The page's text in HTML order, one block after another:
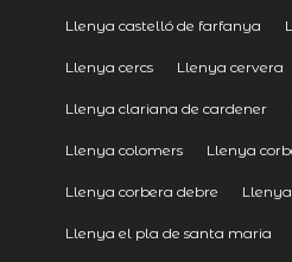
Llenya castelló de farfanya
Llenya cercs Llenya cervera
Llenya clariana de cardener
Llenya colomers Llenya
Llenya corbera debre
Llenya el pla de santa maria